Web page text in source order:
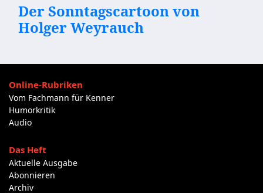
Der Sonntagscartoon von
Holger Weyrauch
Online-Rubriken
Vom Fachmann für Kenner
Humorkritik
Audio
Das Heft
Aktuelle Ausgabe
Abonnieren
Archiv